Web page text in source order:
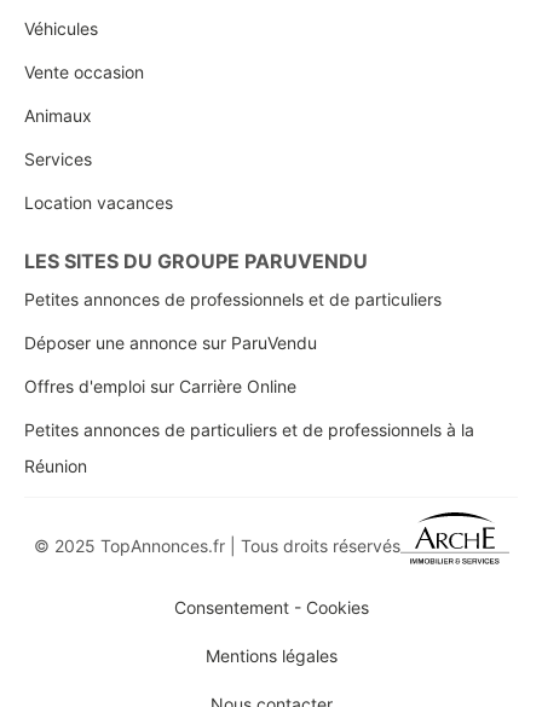
Véhicules
Vente occasion
Animaux
Services
Location vacances
LES SITES DU GROUPE PARUVENDU
Petites annonces de professionnels et de particuliers
Déposer une annonce sur ParuVendu
Offres d'emploi sur Carrière Online
Petites annonces de particuliers et de professionnels à la
Réunion
© 2025 TopAnnonces.fr | Tous droits réservés
Consentement - Cookies
Mentions légales